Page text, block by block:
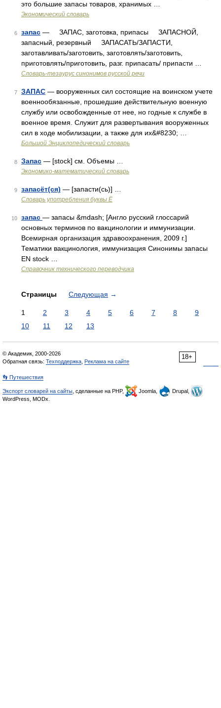
это большие запасы товаров, хранимых …
Экономический словарь
6 запас — ЗАПАС, заготовка, припасы ЗАПАСНОЙ,
запасный, резервный ЗАПАСАТЬ/ЗАПАСТИ,
заготавливать/заготовить, заготовлять/заготовить,
приготовлять/приготовить, разг. припасать/ припасти …
Словарь-тезаурус синонимов русской речи
7 ЗАПАС — вооруженных сил состоящие на воинском учете
военнообязанные, прошедшие действительную военную
службу или освобожденные от нее, но годные к службе в
военное время. Служит для развертывания вооруженных
сил в ходе мобилизации, а также для их&#8230; …
Большой Энциклопедический словарь
8 Запас — [stock] см. Объемы …
Экономико-математический словарь
9 запасёт(ся) — [запасти(сь)] …
Словарь употребления буквы Ё
10 запас — запасы &mdash; [Англо русский глоссарий
основных терминов по вакцинологии и иммунизации.
Всемирная организация здравоохранения, 2009 г.]
Тематики вакцинология, иммунизация Синонимы запасы
EN stock …
Справочник технического переводчика
Страницы Следующая →
1 2 3 4 5 6 7 8
9
10
11 12 13
18+
© Академик, 2000-2026
Обратная связь: Техподдержка Реклама на сайте
👣 Путешествия
Экспорт словарей на сайты , сделанные на PHP, Joomla,
Drupal,
WordPress, MODx.